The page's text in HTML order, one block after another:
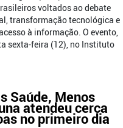
voltados ao debate
transformação tecnológica e
à informação. O evento,
sexta-feira (12), no Instituto
Saúde, Menos
atendeu cerca
no primeiro dia